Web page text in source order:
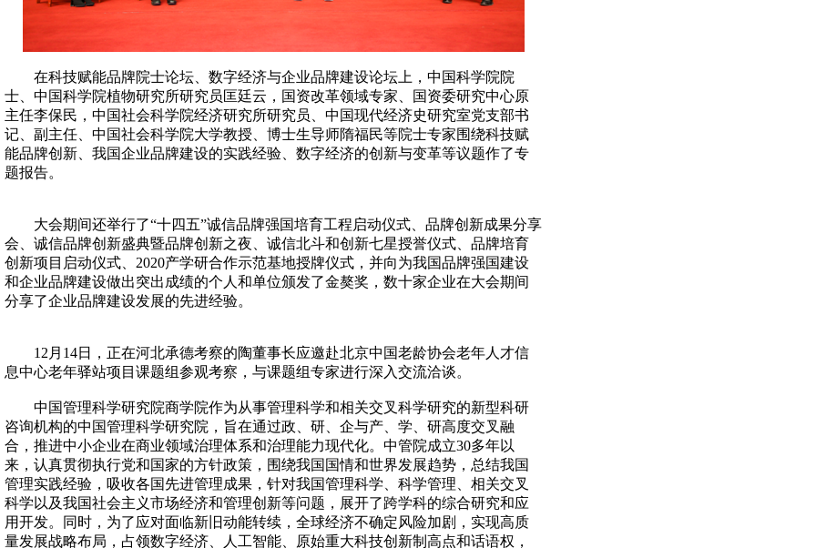
在科技赋能品牌院士论坛、数字经济与企业品牌建设论坛上，中国科学院院
士、中国科学院植物研究所研究员匡廷云，国资改革领域专家、国资委研究中心原
主任李保民，中国社会科学院经济研究所研究员、中国现代经济史研究室党支部书
记、副主任、中国社会科学院大学教授、博士生导师隋福民等院士专家围绕科技赋
能品牌创新、我国企业品牌建设的实践经验、数字经济的创新与变革等议题作了专
题报告。
大会期间还举行了“十四五”诚信品牌强国培育工程启动仪式、品牌创新成果分享
会、诚信品牌创新盛典暨品牌创新之夜、诚信北斗和创新七星授誉仪式、品牌培育
创新项目启动仪式、2020产学研合作示范基地授牌仪式，并向为我国品牌强国建设
和企业品牌建设做出突出成绩的个人和单位颁发了金獒奖，数十家企业在大会期间
分享了企业品牌建设发展的先进经验。
12月14日，正在河北承德考察的陶董事长应邀赴北京中国老龄协会老年人才信
息中心老年驿站项目课题组参观考察，与课题组专家进行深入交流洽谈。
中国管理科学研究院商学院作为从事管理科学和相关交叉科学研究的新型科研
咨询机构的中国管理科学研究院，旨在通过政、研、企与产、学、研高度交叉融
合，推进中小企业在商业领域治理体系和治理能力现代化。中管院成立30多年以
来，认真贯彻执行党和国家的方针政策，围绕我国国情和世界发展趋势，总结我国
管理实践经验，吸收各国先进管理成果，针对我国管理科学、科学管理、相关交叉
科学以及我国社会主义市场经济和管理创新等问题，展开了跨学科的综合研究和应
用开发。同时，为了应对面临新旧动能转续，全球经济不确定风险加剧，实现高质
量发展战略布局，占领数字经济、人工智能、原始重大科技创新制高点和话语权，